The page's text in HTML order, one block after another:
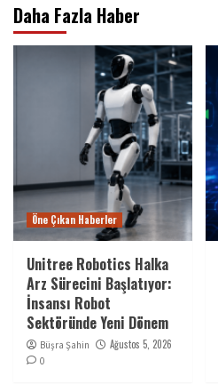
Daha Fazla Haber
Öne Çıkan Haberler
Unitree Robotics Halka
Arz Sürecini Başlatıyor:
İnsansı Robot
Sektöründe Yeni Dönem
Büşra Şahin Ağustos 5, 2026
0